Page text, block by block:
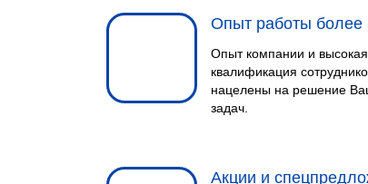
Опыт работы более
Опыт компании и высокая
квалификация
нацелены на решение
задач.
Акции и